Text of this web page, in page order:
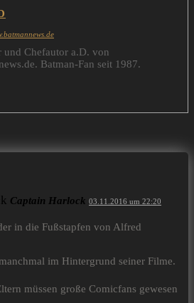
und Chefautor a.D. von
Batman-Fan seit 1987.
Captain Harlock 03.11.2016 um 22:20
in die Fußstapfen von Alfred
im Hintergrund seiner Filme.
müssen große Comicfans gewesen